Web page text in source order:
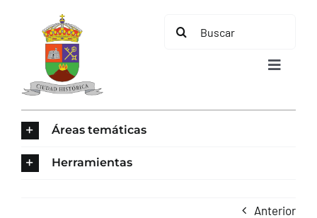
contenido
Buscar:
Toggle
Áreas temáticas
Herramientas
Anterior